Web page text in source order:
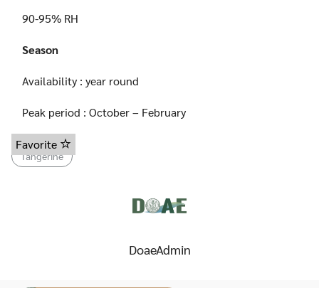
90-95% RH
Season
Availability : year round
Peak period : October – February
Favorite
Tangerine
DoaeAdmin